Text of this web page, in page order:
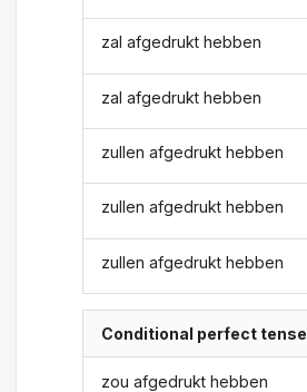
zal afgedrukt hebben
zal afgedrukt hebben
zullen afgedrukt hebben
zullen afgedrukt hebben
zullen afgedrukt hebben
Conditional perfect tense
zou afgedrukt hebben